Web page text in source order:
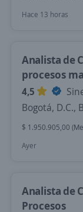
Hace 13 horas
Analista de
procesos
4,5
Bogotá, D.C.,
$ 1.950.905,00
Ayer
Analista de
Procesos